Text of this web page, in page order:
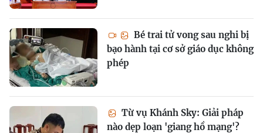
Bé trai tử vong sau nghi bị
bạo hành tại cơ sở giáo dục không
phép
Từ vụ Khánh Sky: Giải pháp
nào dẹp loạn 'giang hồ mạng'?